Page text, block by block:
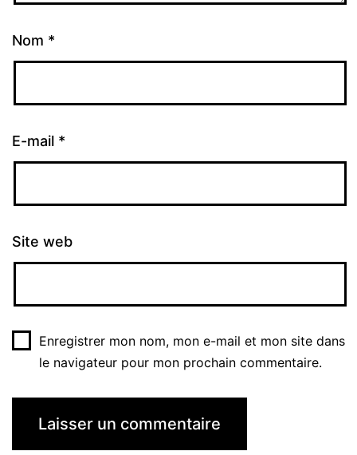
Nom *
E-mail *
Site web
Enregistrer mon nom, mon e-mail et mon site dans
le navigateur pour mon prochain commentaire.